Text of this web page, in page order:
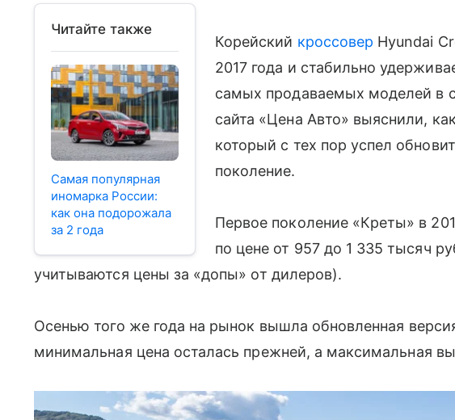
Читайте также
Самая популярная
иномарка России:
как она подорожала
за 2 года
Корейский кроссовер Hyundai
2017 года и стабильно
самых продаваемых моделей в
сайта «Цена Авто» выяснили,
который с тех пор успел
поколение.
Первое поколение «Креты» в
по цене от 957 до 1 335 тысяч
учитываются цены за «допы» от дилеров).
Осенью того же года на рынок вышла обновленная
минимальная цена осталась прежней, а максимальная